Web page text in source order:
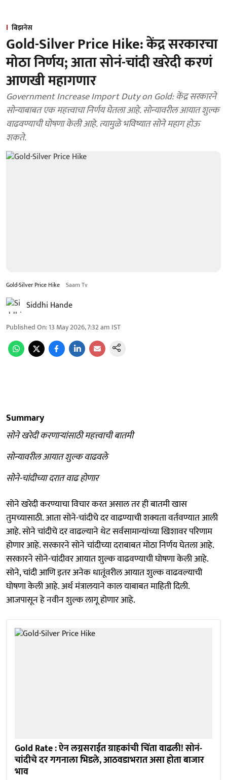
बिझनेस
Gold-Silver Price Hike: केंद्र सरकारचा
मोठा निर्णय; आता सोनं-चांदी खरेदी करणं
आणखी महागणार
Government Increase Import Duty on Gold: केंद्र सरकारने
सोन्याबाबत एक महत्त्वाचा निर्णय घेतला आहे. सोन्यावरील आयात शुल्क
वाढवण्याची घोषणा केली आहे. त्यामुळे भविष्यात सोने महाग होऊ
शकते.
Gold-Silver Price Hike Saam Tv
Siddhi Hande
Published On:13 May 2026, 7:32 am IST
Summary
सोने खरेदी करणाऱ्यांसाठी महत्त्वाची बातमी
सोन्यावरील आयात शुल्क वाढवले
सोने-चांदीच्या दरात वाढ होणार
सोने खरेदी करण्याचा विचार करत असाल तर ही बातमी खास
तुमच्यासाठी. आता सोने-चांदीचे दर वाढण्याची शक्यता वर्तवण्यात आली
आहे. सोने चांदीचे दर वाढल्याने थेट सर्वसामान्यांच्या खिशावर परिणाम
होणार आहे. सरकारने सोने चांदीच्या दराबाबत मोठा निर्णय घेतला आहे.
सरकारने सोने-चांदीवर आयात शुल्क वाढवण्याची घोषणा केली आहे.
सोने, चांदी आणि इतर अनेक धातूंवरील आयात शुल्क वाढवल्याची
घोषणा केली आहे. अर्थ मंत्रालयाने काल याबाबत माहिती दिली.
आजपासून हे नवीन शुल्क लागू होणार आहे.
Gold Rate : ऐन लग्नसराईत ग्राहकांची चिंता वाढली! सोनं-
चांदीचे दर गगनाला भिडले, आठवडाभरात असा होता बाजार
भाव